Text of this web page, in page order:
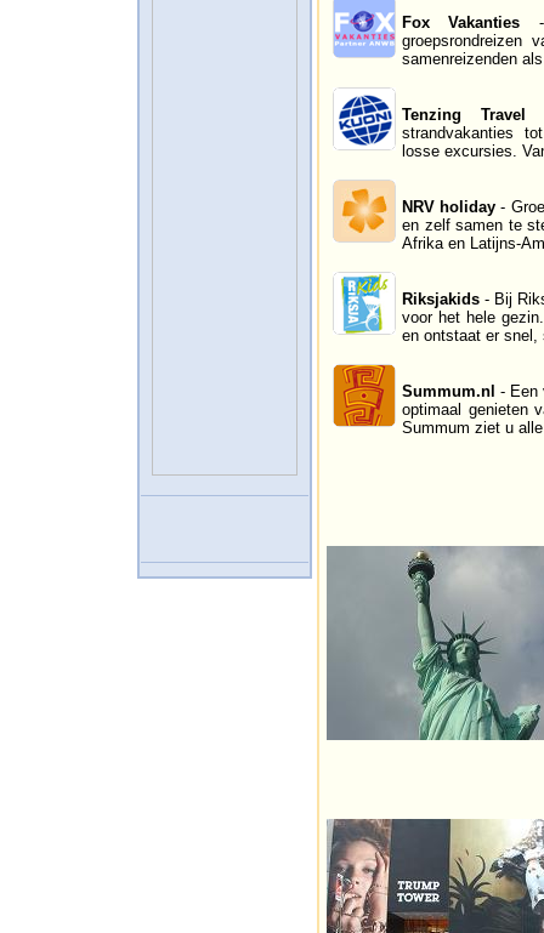
Fox Vakanties -
groepsrondreizen
samenreizenden
Tenzing Travel
strandvakanties
losse excursies.
NRV holiday -
en zelf samen te
Afrika en Latijns-
Riksjakids - Bij
voor het hele
en ontstaat er snel,
Summum.nl - Een
optimaal genieten
Summum ziet u